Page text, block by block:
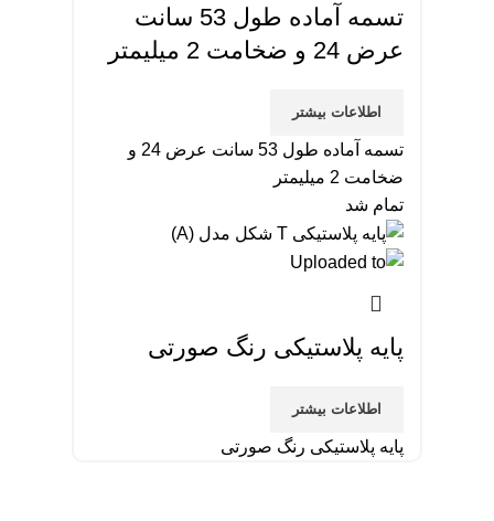
تسمه آماده طول 53 سانت
عرض 24 و ضخامت 2 میلیمتر
اطلاعات بیشتر
تسمه آماده طول 53 سانت عرض 24 و
ضخامت 2 میلیمتر
تمام شد
پایه پلاستیکی رنگ صورتی
اطلاعات بیشتر
پایه پلاستیکی رنگ صورتی